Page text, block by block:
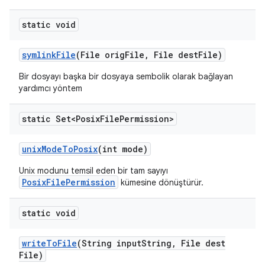
static void
symlinkFile(File origFile , File destFile)
Bir dosyayı başka bir dosyaya sembolik olarak bağlayan
yardımcı yöntem
static Set<PosixFilePermission>
unixModeToPosix(int mode)
Unix modunu temsil eden bir tam sayıyı
PosixFilePermission kümesine dönüştürür.
static void
writeToFile(String inputString ,
File dest
File)